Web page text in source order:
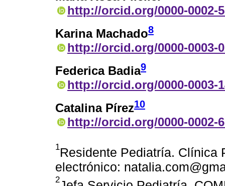
http://orcid.org/0000-0002-
Karina Machado8
http://orcid.org/0000-0003-
Federica Badia9
http://orcid.org/0000-0003-
Catalina Pírez10
http://orcid.org/0000-0002-
1Residente Pediatría. Clínica
electrónico:
2